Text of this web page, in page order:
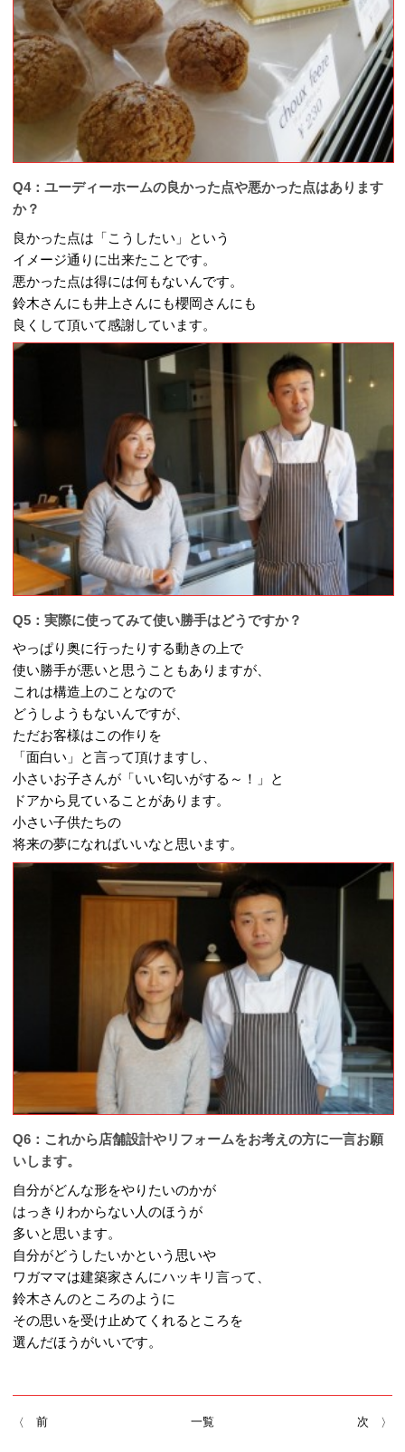
Q4：ユーディーホームの良かった点や悪かった点はあります
か？
良かった点は「こうしたい」という
イメージ通りに出来たことです。
悪かった点は得には何もないんです。
鈴木さんにも井上さんにも櫻岡さんにも
良くして頂いて感謝しています。
Q5：実際に使ってみて使い勝手はどうですか？
やっぱり奥に行ったりする動きの上で
使い勝手が悪いと思うこともありますが、
これは構造上のことなので
どうしようもないんですが、
ただお客様はこの作りを
「面白い」と言って頂けますし、
小さいお子さんが「いい匂いがする～！」と
ドアから見ていることがあります。
小さい子供たちの
将来の夢になればいいなと思います。
Q6：これから店舗設計やリフォームをお考えの方に一言お願
いします。
自分がどんな形をやりたいのかが
はっきりわからない人のほうが
多いと思います。
自分がどうしたいかという思いや
ワガママは建築家さんにハッキリ言って、
鈴木さんのところのように
その思いを受け止めてくれるところを
選んだほうがいいです。
前 一覧 次